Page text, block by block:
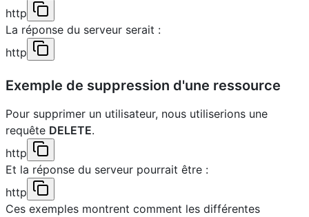
http
La réponse du serveur serait :
http
Exemple de suppression d'une ressource
Pour supprimer un utilisateur, nous utiliserions une
requête DELETE.
http
Et la réponse du serveur pourrait être :
http
Ces exemples montrent comment les différentes